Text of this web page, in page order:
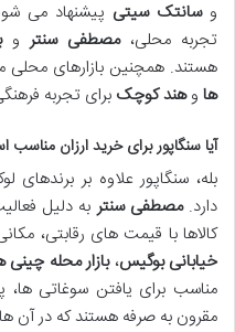
وسانتک سیتی پیشنهاد می
تجربه محلی،مصطفی سنتر و
هستند. همچنین بازارهای محلی
ها وهند کوچک برای تجربه
آیا سنگاپور برای خرید ارزان
بله، سنگاپور علاوه بر
دارد.مصطفی سنتر
کالاها با قیمت های رقابتی،
خیابانی بوگیس،بازار محله چینی
مناسب برای یافتن سوغاتی
مقرون به صرفه هستند که در آن